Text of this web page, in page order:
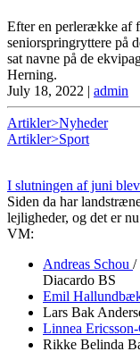
Efter en perlerække af
seniorspringryttere på
sat navne på de
Herning.
July 18, 2022 | admin
Artikler>Nyheder
Artikler>Sport
I slutningen af juni
Siden da har
lejligheder, og det er
VM:
Andreas Schou /
Diacardo BS
Emil
Lars Bak
Linnea
Rikke Belinda